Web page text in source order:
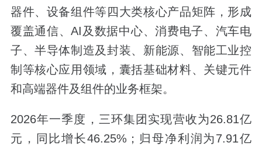
器件、设备组件等四大类核心产品矩阵，形成
覆盖通信、AI及数据中心、消费电子、汽车电
子、半导体制造及封装、新能源、智能工业控
制等核心应用领域，囊括基础材料、关键元件
和高端器件及组件的业务框架。
2026年一季度，三环集团实现营收为26.81亿
元，同比增长46.25%；归母净利润为7.91亿